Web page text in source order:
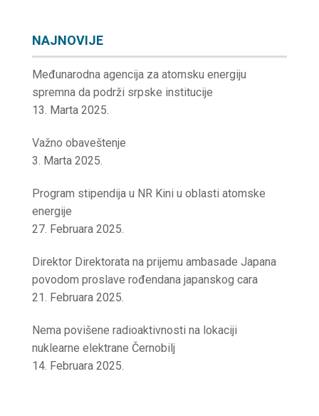
NAJNOVIJE
Međunarodna agencija za atomsku energiju
spremna da podrži srpske institucije
13. Marta 2025.
Važno obaveštenje
3. Marta 2025.
Program stipendija u NR Kini u oblasti atomske
energije
27. Februara 2025.
Direktor Direktorata na prijemu ambasade Japana
povodom proslave rođendana japanskog cara
21. Februara 2025.
Nema povišene radioaktivnosti na lokaciji
nuklearne elektrane Černobilj
14. Februara 2025.